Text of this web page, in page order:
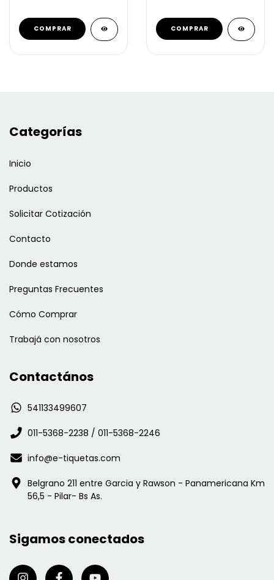
Categorías
Inicio
Productos
Solicitar Cotización
Contacto
Donde estamos
Preguntas Frecuentes
Cómo Comprar
Trabajá con nosotros
Contactános
541133499607
011-5368-2238 / 011-5368-2246
info@e-tiquetas.com
Belgrano 211 entre Garcia y Rawson - Panamericana Km
56,5 - Pilar- Bs As.
Sigamos conectados